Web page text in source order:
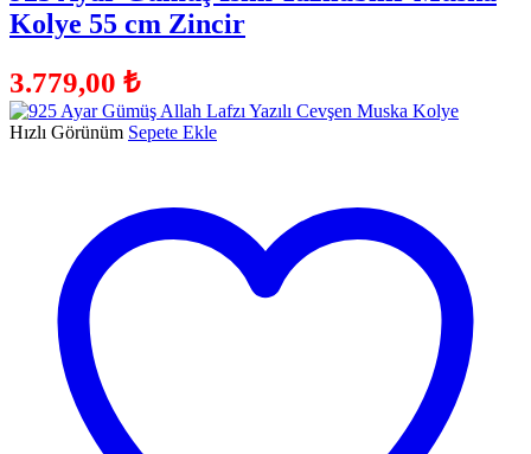
Kolye 55 cm Zincir
3.779,00 ₺
Hızlı Görünüm Sepete Ekle